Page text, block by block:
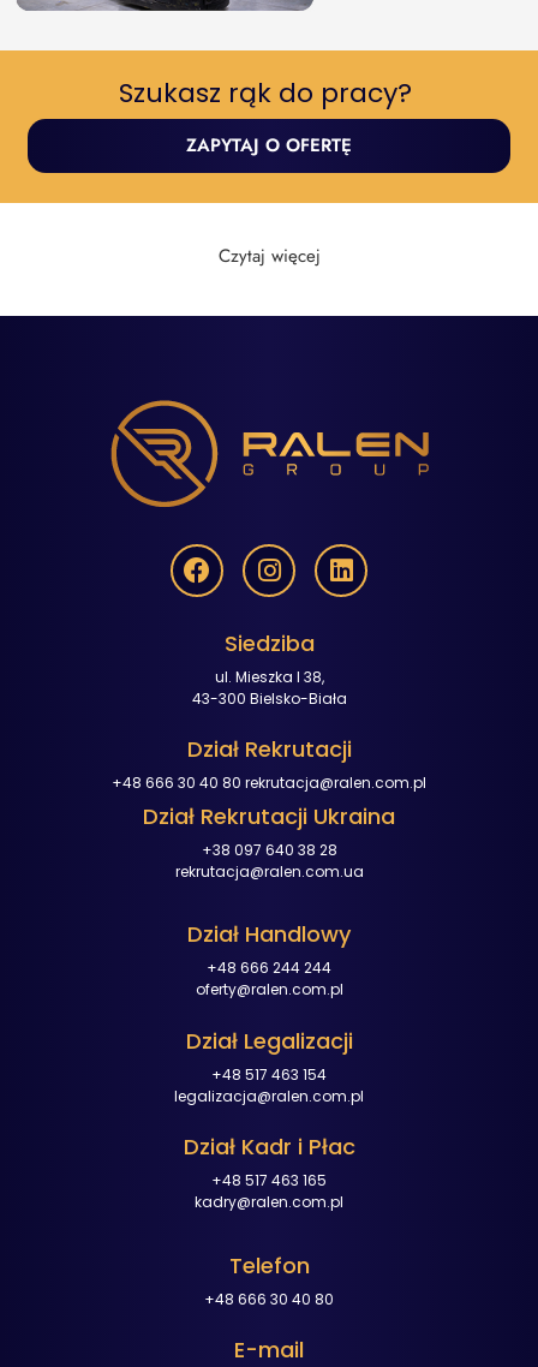
Szukasz rąk do pracy? ​
ZAPYTAJ O OFERTĘ
Czytaj więcej
Siedziba
ul. Mieszka I 38,
43-300 Bielsko-Biała
Dział Rekrutacji
+48 666 30 40 80 rekrutacja@ralen.com.pl
Dział Rekrutacji Ukraina
+38 097 640 38 28
rekrutacja@ralen.com.ua
Dział Handlowy
+48 666 244 244
oferty@ralen.com.pl
Dział Legalizacji
+48 517 463 154
legalizacja@ralen.com.pl
Dział Kadr i Płac
+48 517 463 165
kadry@ralen.com.pl
Telefon
+48 666 30 40 80
E-mail